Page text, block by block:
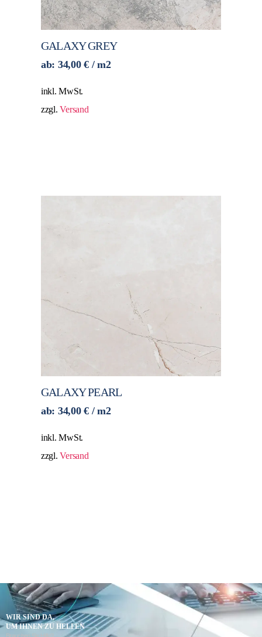
GALAXY GREY
ab: 34,00€ / m2
inkl. MwSt.
zzgl.Versand
GALAXY PEARL
ab: 34,00€ / m2
inkl. MwSt.
zzgl.Versand
WIR SIND DA,
UM IHNEN ZU HELFEN